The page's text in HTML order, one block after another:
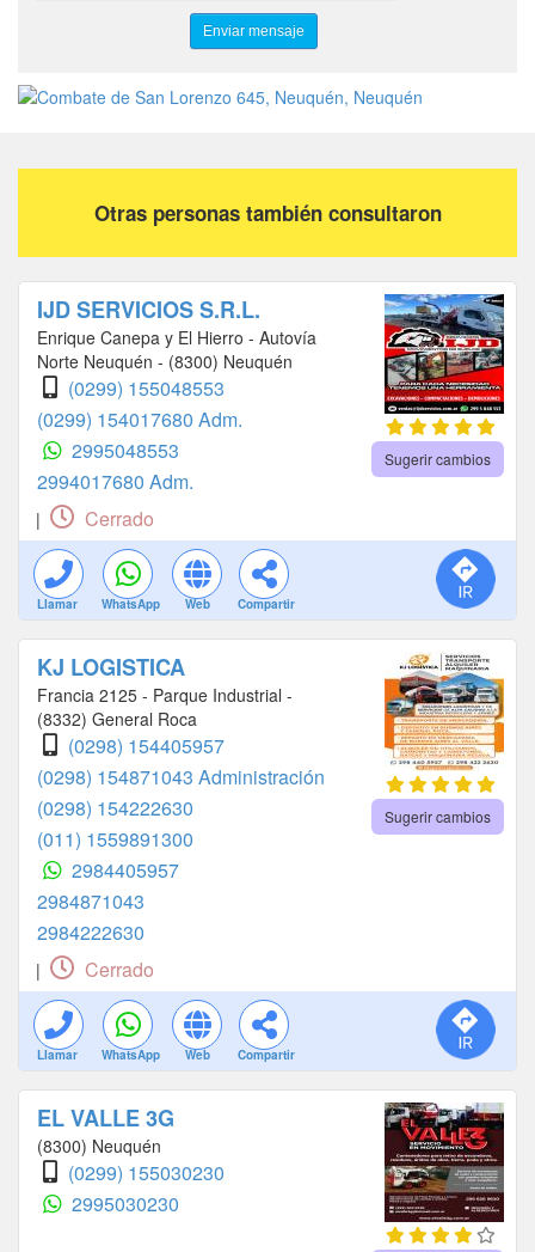
Otras personas también consultaron
IJD SERVICIOS S.R.L.
Enrique Canepa y El Hierro - Autovía
Norte Neuquén - (8300) Neuquén
(0299) 155048553
(0299) 154017680 Adm.
2995048553
2994017680 Adm.
Sugerir cambios
| Cerrado
Llamar WhatsApp Web Compartir
KJ LOGISTICA
Francia 2125 - Parque Industrial -
(8332) General Roca
(0298) 154405957
(0298) 154871043 Administración
(0298) 154222630
(011) 1559891300
2984405957
2984871043
2984222630
Sugerir cambios
| Cerrado
Llamar WhatsApp Web Compartir
EL VALLE 3G
(8300) Neuquén
(0299) 155030230
2995030230